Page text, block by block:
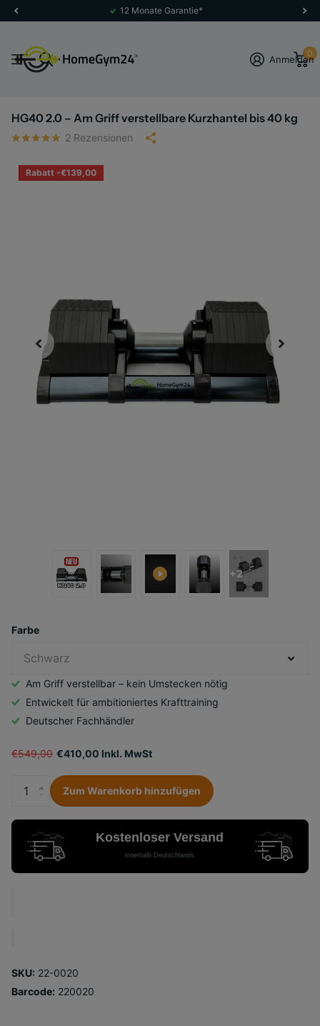
12 Monate Garantie*
Anmelden
0
HG40 2.0 – Am Griff verstellbare Kurzhantel bis 40 kg
2 Rezensionen
+2
Rabatt -€139,00
Farbe
Am Griff verstellbar – kein Umstecken nötig
Entwickelt für ambitioniertes Krafttraining
Deutscher Fachhändler
€549,00 €410,00 Inkl. MwSt
Zum Warenkorb hinzufügen
Kostenloser Versand
innerhalb Deutschlands
SKU: 22-0020
Barcode: 220020